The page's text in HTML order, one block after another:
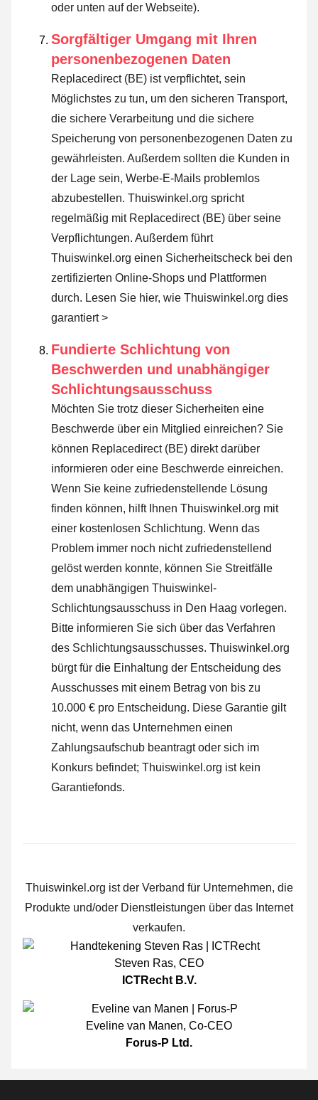
oder unten auf der Webseite).
Sorgfältiger Umgang mit Ihren
personenbezogenen Daten
Replacedirect (BE) ist verpflichtet, sein
Möglichstes zu tun, um den sicheren Transport,
die sichere Verarbeitung und die sichere
Speicherung von personenbezogenen Daten zu
gewährleisten. Außerdem sollten die Kunden in
der Lage sein, Werbe-E-Mails problemlos
abzubestellen. Thuiswinkel.org spricht
regelmäßig mit Replacedirect (BE) über seine
Verpflichtungen. Außerdem führt
Thuiswinkel.org einen Sicherheitscheck bei den
zertifizierten Online-Shops und Plattformen
durch. Lesen Sie hier, wie Thuiswinkel.org dies
garantiert >
Fundierte Schlichtung von
Beschwerden und unabhängiger
Schlichtungsausschuss
Möchten Sie trotz dieser Sicherheiten eine
Beschwerde über ein Mitglied einreichen? Sie
können Replacedirect (BE) direkt darüber
informieren oder eine Beschwerde einreichen.
Wenn Sie keine zufriedenstellende Lösung
finden können, hilft Ihnen Thuiswinkel.org mit
einer kostenlosen Schlichtung. Wenn das
Problem immer noch nicht zufriedenstellend
gelöst werden konnte, können Sie Streitfälle
dem unabhängigen Thuiswinkel-
Schlichtungsausschuss in Den Haag vorlegen.
Bitte informieren Sie sich über das Verfahren
des Schlichtungsausschusses. Thuiswinkel.org
bürgt für die Einhaltung der Entscheidung des
Ausschusses mit einem Betrag von bis zu
10.000 € pro Entscheidung. Diese Garantie gilt
nicht, wenn das Unternehmen einen
Zahlungsaufschub beantragt oder sich im
Konkurs befindet; Thuiswinkel.org ist kein
Garantiefonds.
Thuiswinkel.org ist der Verband für Unternehmen, die
Produkte und/oder Dienstleistungen über das Internet
verkaufen.
Steven Ras, CEO
ICTRecht B.V.
Eveline van Manen, Co-CEO
Forus-P Ltd.